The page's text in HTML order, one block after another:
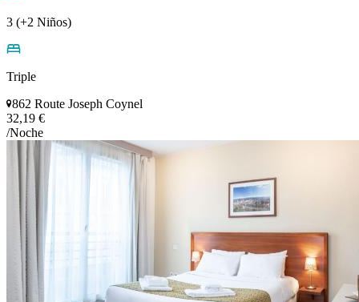
3 (+2 Niños)
Triple
862 Route Joseph Coynel
32,19 €
/Noche